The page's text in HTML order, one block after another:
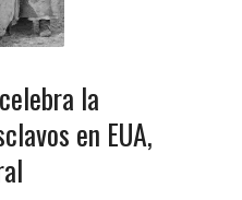
la
en EUA,